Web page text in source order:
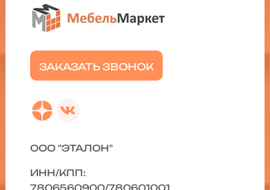
ЗАКАЗАТЬ ЗВОНОК
ООО "ЭТАЛОН"
ИНН/КПП: